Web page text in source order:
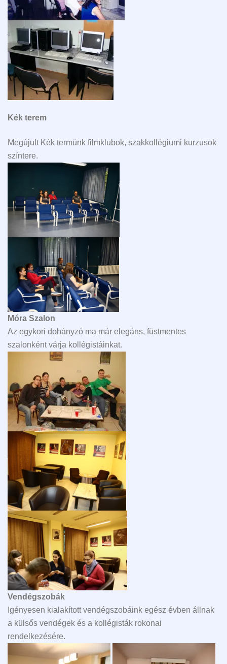
Kék terem
Megújult Kék termünk filmklubok, szakkollégiumi kurzusok
színtere.
Móra Szalon
Az egykori dohányzó ma már elegáns, füstmentes
szalonként várja kollégistáinkat.
Vendégszobák
Igényesen kialakított vendégszobáink egész évben állnak
a külsős vendégek és a kollégisták rokonai
rendelkezésére.